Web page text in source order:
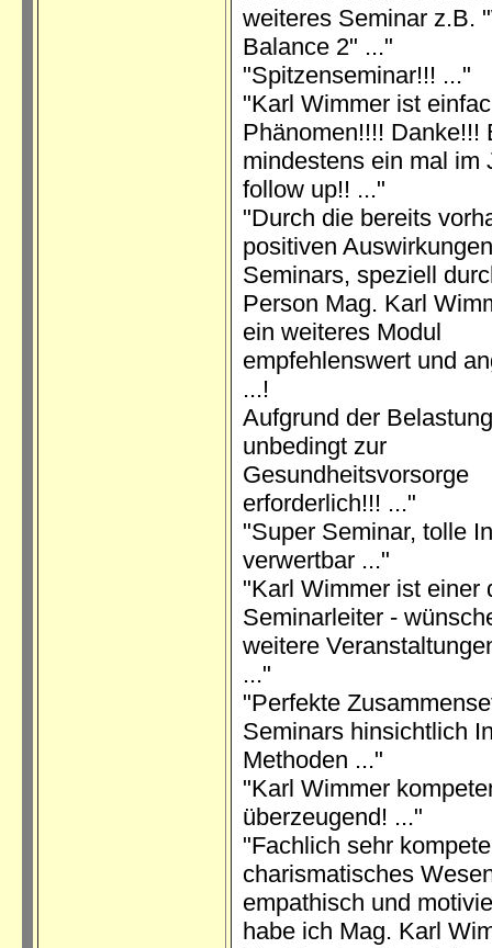
weiteres Seminar z.B.
Balance 2" ..."
"Spitzenseminar!!! ..."
"Karl Wimmer ist
Phänomen!!!! Danke!!!
mindestens ein mal im
follow up!! ..."
"Durch die bereits
positiven
Seminars, speziell
Person Mag. Karl
ein weiteres Modul
empfehlenswert und
...!
Aufgrund der
unbedingt zur
Gesundheitsvorsorge
erforderlich!!! ..."
"Super Seminar, tolle
verwertbar ..."
"Karl Wimmer ist einer
Seminarleiter -
weitere
..."
"Perfekte
Seminars hinsichtlich
Methoden ..."
"Karl Wimmer
überzeugend! ..."
"Fachlich sehr
charismatisches
empathisch und
habe ich Mag. Karl